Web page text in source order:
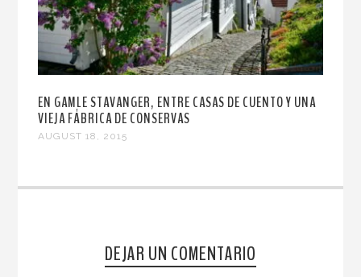
EN GAMLE STAVANGER, ENTRE CASAS DE CUENTO Y UNA
VIEJA FÁBRICA DE CONSERVAS
AUGUST 18, 2015
DEJAR UN COMENTARIO